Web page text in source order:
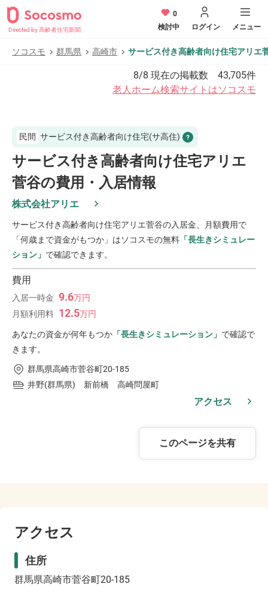
Directed by 高齢者住宅新聞
0
検討中
ログイン メニュー
ソコスモ 群馬県 高崎市 サービス付き高齢者向け住宅アリエ
8/8 現在の掲載数 43,705件
老人ホーム検索サイトはソコスモ
民間 サービス付き高齢者向け住宅(サ高住)
サービス付き高齢者向け住宅アリエ
菅谷の費用・入居情報
株式会社アリエ
サービス付き高齢者向け住宅アリエ菅谷の入居金、月額費用で
「何歳まで資金がもつか」はソコスモの無料 「長生きシミュレー
ション」 で確認できます。
費用
入居一時金 9.6万円
月額利用料 12.5万円
あなたの資金が何年もつか 「長生きシミュレーション」 で確認で
きます。
群馬県高崎市菅谷町20-185
井野(群馬県) 新前橋 高崎問屋町
アクセス
このページを共有
アクセス
住所
群馬県高崎市菅谷町20-185